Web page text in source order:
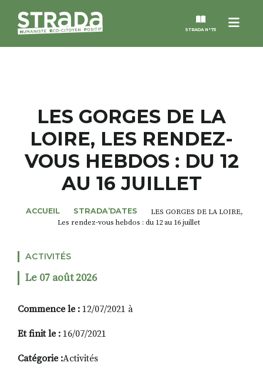
Menu
STRADA N°73
MAGAZINES
NOS THÈMES
STRADA’DATES
ALTER STRADA
RECHERCHER
LES GORGES DE LA
LOIRE, LES RENDEZ-
VOUS HEBDOS : DU 12
AU 16 JUILLET
ACCUEIL STRADA’DATES
LES GORGES DE LA LOIRE,
Les rendez-vous hebdos : du 12 au 16 juillet
ACTIVITÉS
Le 07 août 2026
Commence le : 12/07/2021 à
Et finit le : 16/07/2021
Catégorie :Activités